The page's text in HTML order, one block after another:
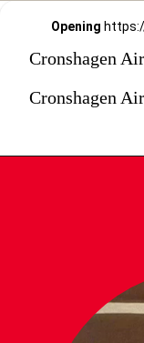
Opening
Cronshagen
Cronshagen